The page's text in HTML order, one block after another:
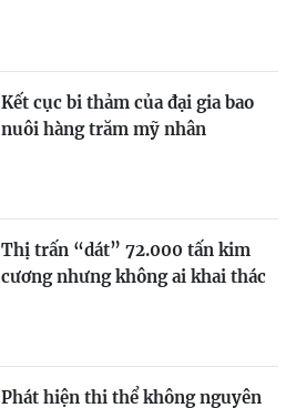
Kết cục bi thảm của đại gia bao
nuôi hàng trăm mỹ nhân
Thị trấn “dát” 72.000 tấn kim
cương nhưng không ai khai thác
Phát hiện thi thể không nguyên